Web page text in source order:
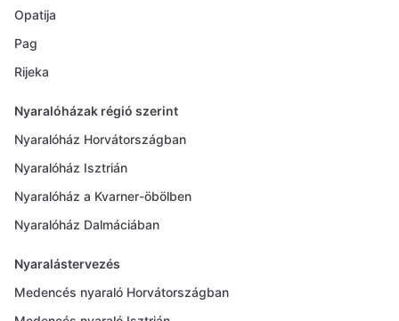
Opatija
Pag
Rijeka
Nyaralóházak régió szerint
Nyaralóház Horvátországban
Nyaralóház Isztrián
Nyaralóház a Kvarner-öbölben
Nyaralóház Dalmáciában
Nyaralástervezés
Medencés nyaraló Horvátországban